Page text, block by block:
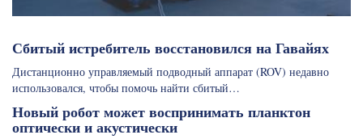
Сбитый истребитель восстановился на Гавайях
Дистанционно управляемый подводный аппарат (ROV) недавно
использовался, чтобы помочь найти сбитый…
Новый робот может воспринимать планктон
оптически и акустически